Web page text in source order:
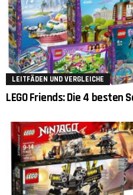
LEITFÄDEN UND VERGLEICHE
LEGO Friends: Die 4 besten